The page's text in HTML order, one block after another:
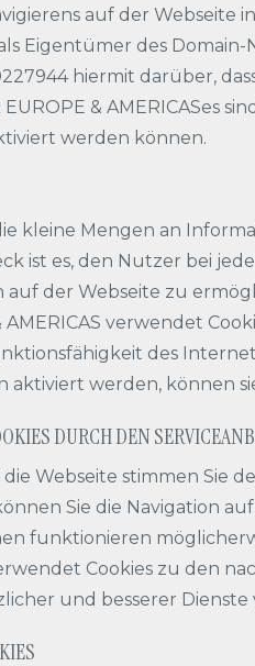
auf der Webseite
Eigentümer des
hiermit darüber,
& AMERICASes
werden können.
kleine Mengen an
ist es, den Nutzer bei
der Webseite zu
AMERICAS verwendet
des
aktiviert werden, können
DURCH DEN
Webseite stimmen Sie
Sie die Navigation
funktionieren
Cookies zu den
und besserer